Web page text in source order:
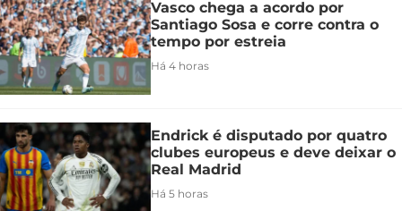
Vasco chega a acordo por
Santiago Sosa e corre contra o
tempo por estreia
Há 4 horas
Endrick é disputado por quatro
clubes europeus e deve deixar o
Real Madrid
Há 5 horas